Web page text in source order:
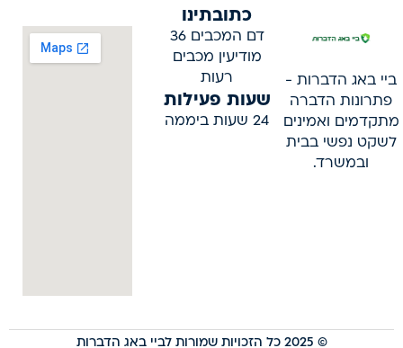
ביי באג הדברות -
פתרונות הדברה
מתקדמים ואמינים
לשקט נפשי בבית
ובמשרד.
כתובתינו
דם המכבים 36
מודיעין מכבים
רעות
שעות פעילות
24 שעות ביממה
© 2025 כל הזכויות שמורות לביי באג הדברות